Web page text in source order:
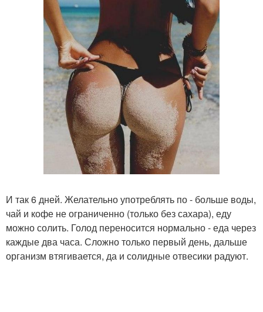
И так 6 дней. Желательно употреблять по - больше воды,
чай и кофе не ограниченно (только без сахара), еду
можно солить. Голод переносится нормально - еда через
каждые два часа. Сложно только первый день, дальше
организм втягивается, да и солидные отвесики радуют.